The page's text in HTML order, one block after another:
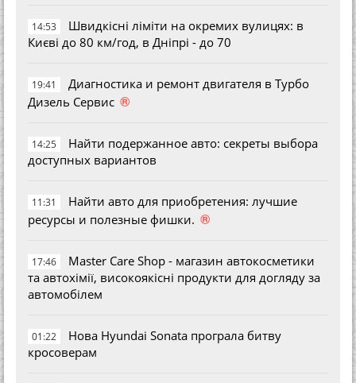
14:53
Швидкісні ліміти на окремих вулицях: в
Києві до 80 км/год, в Дніпрі - до 70
19:41
Диагностика и ремонт двигателя в Турбо
Дизель Сервис ®
14:25
Найти подержанное авто: секреты выбора
доступных вариантов
11:31
Найти авто для приобретения: лучшие
ресурсы и полезные фишки. ®
17:46
Master Care Shop - магазин автокосметики
та автохімії, високоякісні продукти для догляду за
автомобілем
01:22
Нова Hyundai Sonata програла битву
кросоверам